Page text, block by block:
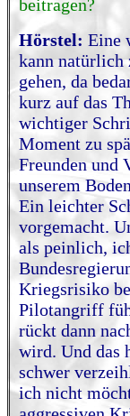
beitragen?
Hörstel: Eine
kann natürlich
gehen, da
kurz auf das
wichtiger
Moment zu
Freunden und
unserem
Ein leichter
vorgemacht.
als peinlich,
Kriegsrisiko
Pilotangriff
rückt dann
wird. Und das
schwer
ich nicht